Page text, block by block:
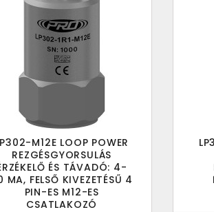
M12E LOOP POWER
REZGÉSGYORSULÁS
ÉS TÁVADÓ: 4-
MA, FELSŐ KIVEZETÉSŰ 4
PIN-ES M12-ES
CSATLAKOZÓ